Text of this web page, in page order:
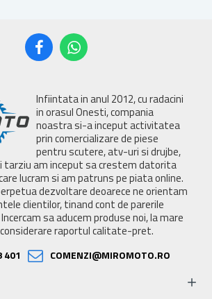
Infiintata in anul 2012, cu radacini
in orasul Onesti, compania
noastra si-a inceput activitatea
prin comercializare de piese
pentru scutere, atv-uri si drujbe,
tarziu am inceput sa crestem datorita
lucram si am patruns pe piata online.
dezvoltare deoarece ne orientam
clientilor, tinand cont de parerile
sa aducem produse noi, la mare
raportul calitate-pret.
401
COMENZI@MIROMOTO.RO